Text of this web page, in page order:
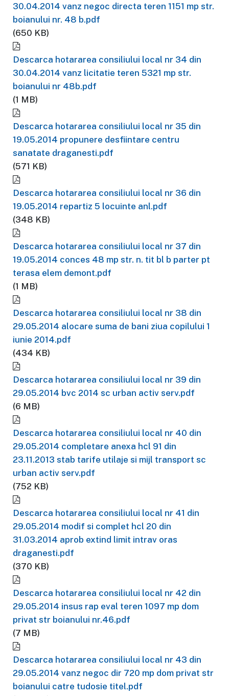
30.04.2014 vanz negoc directa teren 1151 mp str.
boianului nr. 48 b.pdf
(650 KB)
Descarca hotararea consiliului local nr 34 din
30.04.2014 vanz licitatie teren 5321 mp str.
boianului nr 48b.pdf
(1 MB)
Descarca hotararea consiliului local nr 35 din
19.05.2014 propunere desfiintare centru
sanatate draganesti.pdf
(571 KB)
Descarca hotararea consiliului local nr 36 din
19.05.2014 repartiz 5 locuinte anl.pdf
(348 KB)
Descarca hotararea consiliului local nr 37 din
19.05.2014 conces 48 mp str. n. tit bl b parter pt
terasa elem demont.pdf
(1 MB)
Descarca hotararea consiliului local nr 38 din
29.05.2014 alocare suma de bani ziua copilului 1
iunie 2014.pdf
(434 KB)
Descarca hotararea consiliului local nr 39 din
29.05.2014 bvc 2014 sc urban activ serv.pdf
(6 MB)
Descarca hotararea consiliului local nr 40 din
29.05.2014 completare anexa hcl 91 din
23.11.2013 stab tarife utilaje si mijl transport sc
urban activ serv.pdf
(752 KB)
Descarca hotararea consiliului local nr 41 din
29.05.2014 modif si complet hcl 20 din
31.03.2014 aprob extind limit intrav oras
draganesti.pdf
(370 KB)
Descarca hotararea consiliului local nr 42 din
29.05.2014 insus rap eval teren 1097 mp dom
privat str boianului nr.46.pdf
(7 MB)
Descarca hotararea consiliului local nr 43 din
29.05.2014 vanz negoc dir 720 mp dom privat str
boianului catre tudosie titel.pdf